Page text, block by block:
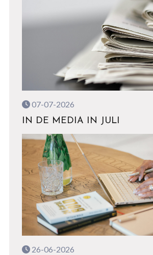
07-07-2026
IN DE MEDIA IN JULI
26-06-2026